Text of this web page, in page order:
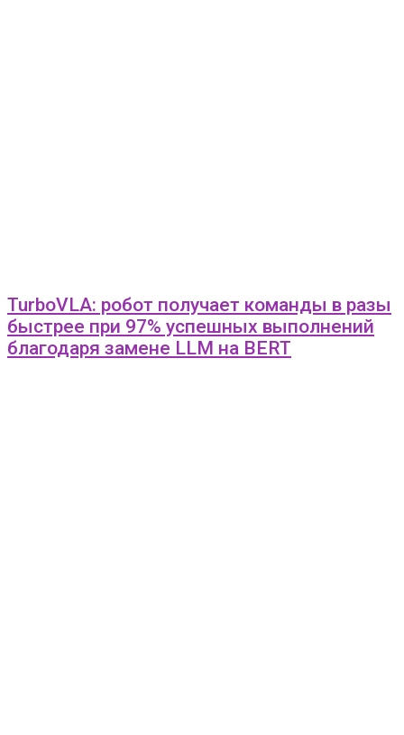
TurboVLA: робот получает команды в разы
быстрее при 97% успешных выполнений
благодаря замене LLM на BERT